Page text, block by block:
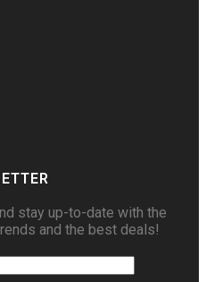
stay up-to-date with the
and the best deals!